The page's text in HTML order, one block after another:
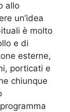
allo
un’idea
è molto
e di
esterne,
porticati e
chiunque